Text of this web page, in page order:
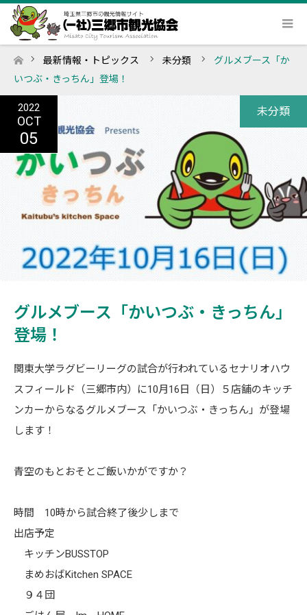
ホーム
最新情報・トピックス 未分類
グルメブース「か
いつぶ・きっちん」登場！
2022
OCT
05
未分類
グルメブース「かいつぶ・きっちん」
登場！
関東大学ラグビーリーグの試合が行われているセナリオハウ
スフィールド（三郷市内）に10月16日（日）５店舗のキッチ
ンカーからなるグルメブース「かいつぶ・きっちん」が登場
します！
青空のもとおそとご飯いかがですか？
時間 10時から試合終了後少しまで
出店予定
キッチンBUSSTOP
まめおばKitchen SPACE
９４団